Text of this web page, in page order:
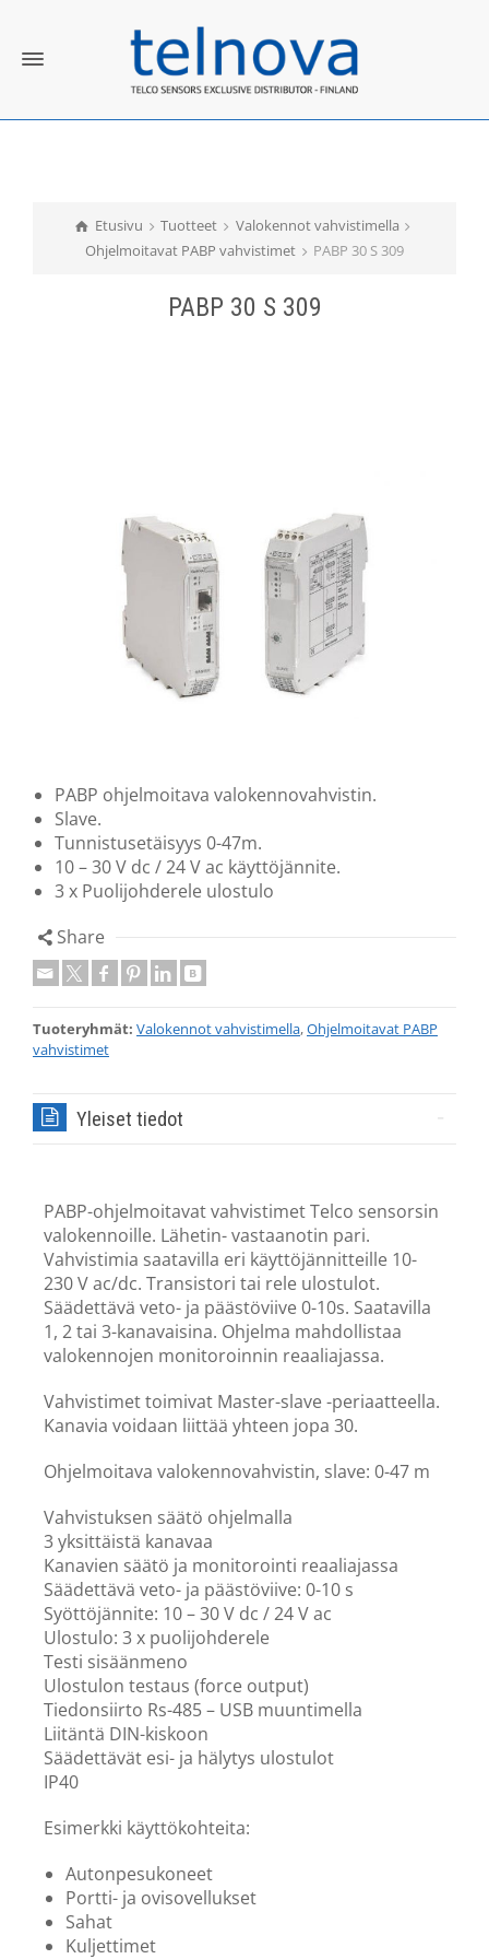
Etusivu Tuotteet
Valokennot vahvistimella
Ohjelmoitavat PABP vahvistimet
PABP 30 S 309
PABP 30 S 309
PABP ohjelmoitava valokennovahvistin.
Slave.
Tunnistusetäisyys 0-47m.
10 – 30 V dc / 24 V ac käyttöjännite.
3 x Puolijohderele ulostulo
Share
Tuoteryhmät: Valokennot vahvistimella,Ohjelmoitavat PABP
vahvistimet
Yleiset tiedot
PABP-ohjelmoitavat vahvistimet Telco sensorsin
valokennoille. Lähetin- vastaanotin pari.
Vahvistimia saatavilla eri käyttöjännitteille 10-
230 V ac/dc. Transistori tai rele ulostulot.
Säädettävä veto- ja päästöviive 0-10s. Saatavilla
1, 2 tai 3-kanavaisina. Ohjelma mahdollistaa
valokennojen monitoroinnin reaaliajassa.
Vahvistimet toimivat Master-slave -periaatteella.
Kanavia voidaan liittää yhteen jopa 30.
Ohjelmoitava valokennovahvistin, slave: 0-47 m
Vahvistuksen säätö ohjelmalla
3 yksittäistä kanavaa
Kanavien säätö ja monitorointi reaaliajassa
Säädettävä veto- ja päästöviive: 0-10 s
Syöttöjännite: 10 – 30 V dc / 24 V ac
Ulostulo: 3 x puolijohderele
Testi sisäänmeno
Ulostulon testaus (force output)
Tiedonsiirto Rs-485 – USB muuntimella
Liitäntä DIN-kiskoon
Säädettävät esi- ja hälytys ulostulot
IP40
Esimerkki käyttökohteita:
Autonpesukoneet
Portti- ja ovisovellukset
Sahat
Kuljettimet